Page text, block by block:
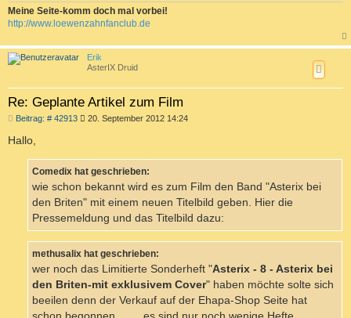
Meine Seite-komm doch mal vorbei!
http://www.loewenzahnfanclub.de
Erik
AsterIX Druid
Re: Geplante Artikel zum Film
Beitrag: # 42913B
r
a
20. September 2012 14:24
Hallo,
Comedix hat geschrieben:
wie schon bekannt wird es zum Film den Band "Asterix bei
den Briten" mit einem neuen Titelbild geben. Hier die
Pressemeldung und das Titelbild dazu:
methusalix hat geschrieben:
wer noch das Limitierte Sonderheft "Asterix - 8 - Asterix bei
den Briten-mit exklusivem Cover" haben möchte solte sich
beeilen denn der Verkauf auf der Ehapa-Shop Seite hat